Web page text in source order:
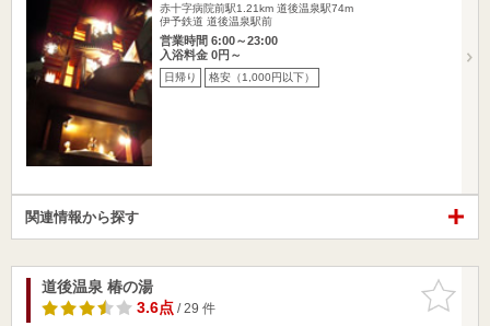
赤十字病院前駅1.21km 道後温泉駅74m
伊予鉄道 道後温泉駅前
営業時間 6:00～23:00
入浴料金 0円～
日帰り 格安（1,000円以下）
関連情報から探す
お気に入
りに追加
道後温泉 椿の湯
3.6点/ 29 件